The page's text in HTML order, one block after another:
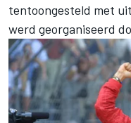
tentoongesteld met
werd georganiseerd